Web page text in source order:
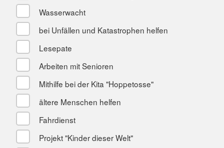
Wasserwacht
bei Unfällen und Katastrophen helfen
Lesepate
Arbeiten mit Senioren
Mithilfe bei der Kita "Hoppetosse"
ältere Menschen helfen
Fahrdienst
Projekt "Kinder dieser Welt"